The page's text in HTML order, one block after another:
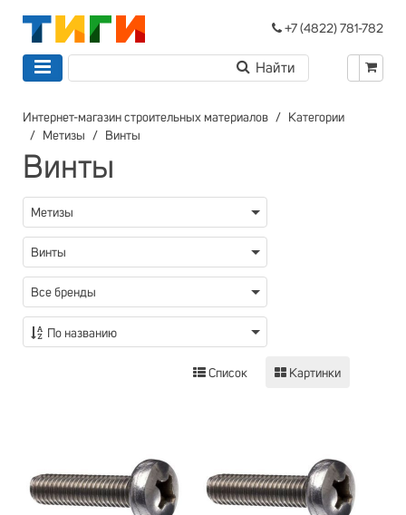
+7 (4822) 781-782
Интернет-магазин строительных материалов
Категории
Метизы
Винты
Винты
Метизы
Винты
Все бренды
По названию
Список Картинки